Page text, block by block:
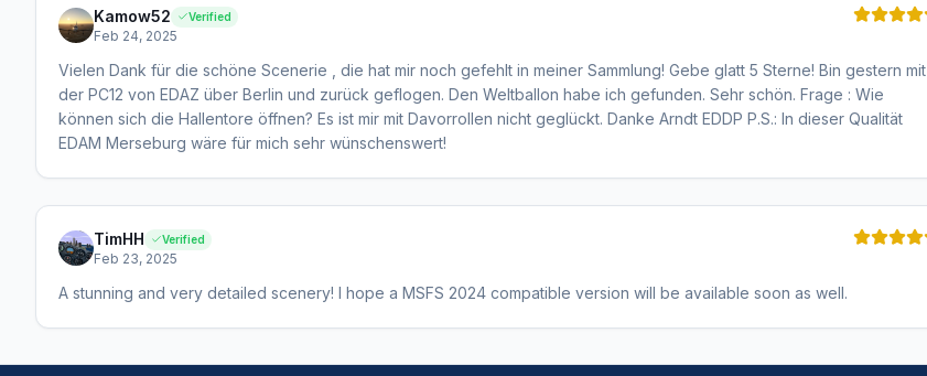
Kamow52 Verified
Feb 24, 2025
Vielen Dank für die schöne Scenerie , die hat mir noch gefehlt in meiner Sammlung! Gebe glatt 5 Sterne! Bin gestern mit
der PC12 von EDAZ über Berlin und zurück geflogen. Den Weltballon habe ich gefunden. Sehr schön. Frage : Wie
können sich die Hallentore öffnen? Es ist mir mit Davorrollen nicht geglückt. Danke Arndt EDDP P.S.: In dieser Qualität
EDAM Merseburg wäre für mich sehr wünschenswert!
TimHH Verified
Feb 23, 2025
A stunning and very detailed scenery! I hope a MSFS 2024 compatible version will be available soon as well.